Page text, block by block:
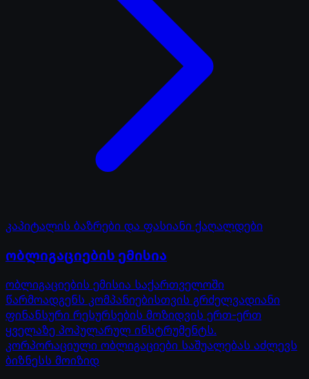
კაპიტალის ბაზრები და ფასიანი ქაღალდები
ობლიგაციების ემისია
ობლიგაციების ემისია საქართველოში
წარმოადგენს კომპანიებისთვის გრძელვადიანი
ფინანსური რესურსების მოზიდვის ერთ-ერთ
ყველაზე პოპულარულ ინსტრუმენტს.
კორპორაციული ობლიგაციები საშუალებას აძლევს
ბიზნესს მოიზიდ